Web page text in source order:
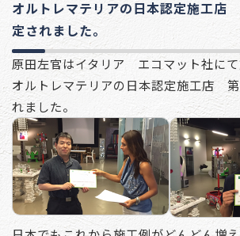
オルトレマテリアの日本認定施工店
定されました。
原田左官はイタリア エコマット社にて
オルトレマテリアの日本認定施工店
れました。